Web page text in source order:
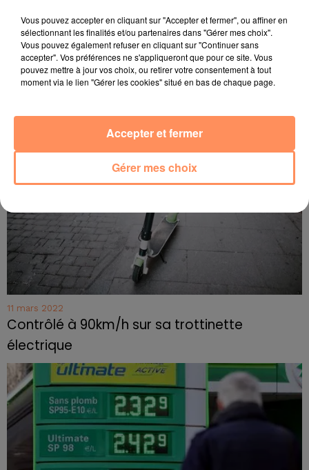
11 mars 2022
Calvin Harris est célibataire !
11 mars 2022
Contrôlé à 90km/h sur sa trottinette
électrique
Vous pouvez accepter en cliquant sur "Accepter et fermer", ou affiner en
sélectionnant les finalités et/ou partenaires dans "Gérer mes choix".
Vous pouvez également refuser en cliquant sur "Continuer sans
accepter". Vos préférences ne s'appliqueront que pour ce site. Vous
pouvez mettre à jour vos choix, ou retirer votre consentement à tout
moment via le lien "Gérer les cookies" situé en bas de chaque page.
Gérer mes choix
Accepter et fermer